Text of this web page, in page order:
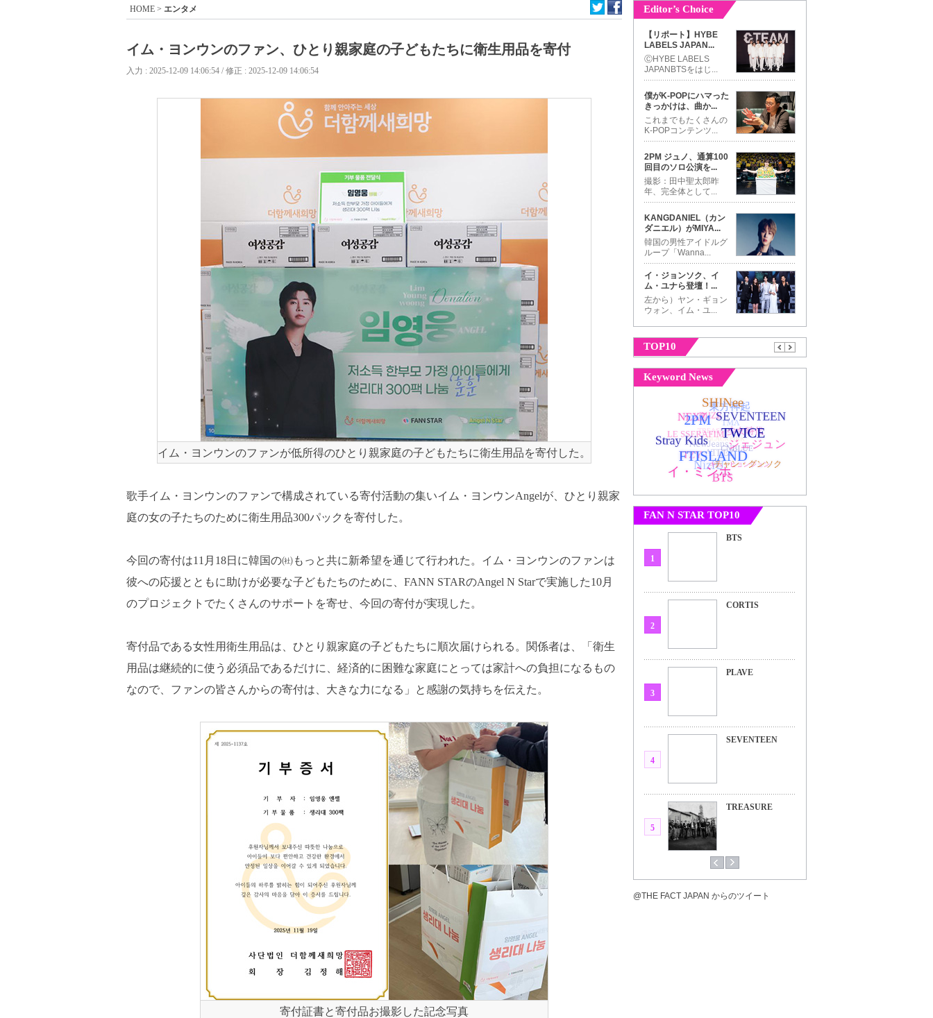
HOME > エンタメ
イム・ヨンウンのファン、ひとり親家庭の子どもたちに衛生用品を寄付
入力 : 2025-12-09 14:06:54 / 修正 : 2025-12-09 14:06:54
イム・ヨンウンのファンが低所得のひとり親家庭の子どもたちに衛生用品を寄付した。
歌手イム・ヨンウンのファンで構成されている寄付活動の集いイム・ヨンウンAngelが、ひとり親家
庭の女の子たちのために衛生用品300パックを寄付した。
今回の寄付は11月18日に韓国の㈳もっと共に新希望を通じて行われた。イム・ヨンウンのファンは
彼への応援とともに助けが必要な子どもたちのために、FANN STARのAngel N Starで実施した10月
のプロジェクトでたくさんのサポートを寄せ、今回の寄付が実現した。
寄付品である女性用衛生用品は、ひとり親家庭の子どもたちに順次届けられる。関係者は、「衛生
用品は継続的に使う必須品であるだけに、経済的に困難な家庭にとっては家計への負担になるもの
なので、ファンの皆さんからの寄付は、大きな力になる」と感謝の気持ちを伝えた。
寄付証書と寄付品お撮影した記念写真
Editor’s Choice
【リポート】HYBE
LABELS JAPAN...
ⒸHYBE LABELS
JAPANBTSをはじ ...
僕がK-POPにハマった
きっかけは、曲か...
これまでもたくさんの
K-POPコンテンツ...
2PM ジュノ、通算100
回目のソロ公演を...
撮影：田中聖太郎昨
年、完全体として...
KANGDANIEL（カン
ダニエル）がMIYA...
韓国の男性アイドルグ
ループ「Wanna...
イ・ジョンソク、イ
ム・ユナら登壇！ ...
左から）ヤン・ギョン
ウォン、イム・ユ...
TOP10
Keyword News
FAN N STAR TOP10
1
BTS
2
CORTIS
3
PLAVE
4
SEVENTEEN
5
TREASURE
@THE FACT JAPAN からのツイート